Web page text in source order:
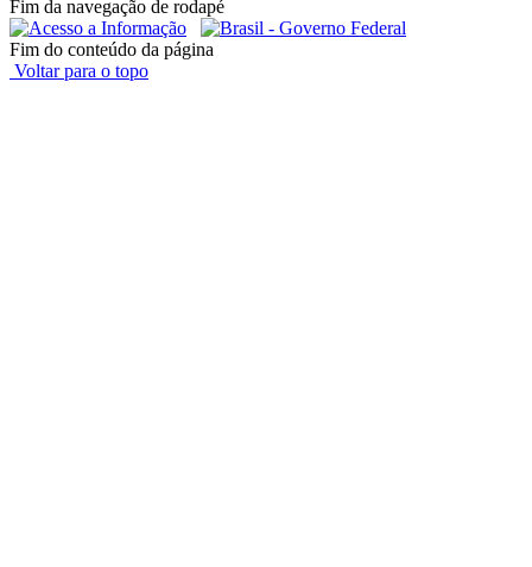
Fim da navegação de rodapé
Fim do conteúdo da página
Voltar para o topo